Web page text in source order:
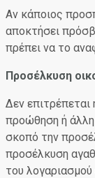
Αν κάποιος
αποκτήσει
πρέπει να το
Προσέλκυση
Δεν επιτρέπεται
προώθηση ή άλλη
σκοπό την
προσέλκυση
του λογαριασμού